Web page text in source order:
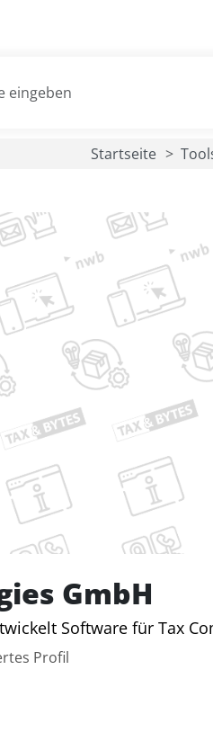
Startseite
GmbH
Software für Tax
Profil